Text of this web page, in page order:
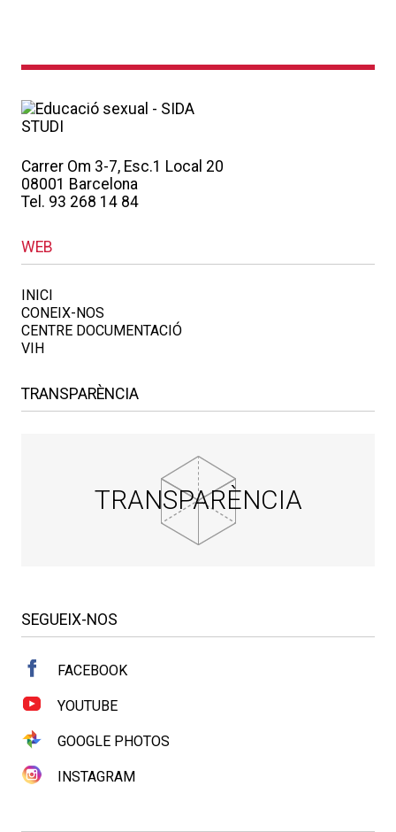
Carrer Om 3-7, Esc.1 Local 20
08001 Barcelona
Tel. 93 268 14 84
WEB
INICI
CONEIX-NOS
CENTRE DOCUMENTACIÓ
VIH
TRANSPARÈNCIA
TRANSPARÈNCIA
SEGUEIX-NOS
FACEBOOK
YOUTUBE
GOOGLE PHOTOS
INSTAGRAM